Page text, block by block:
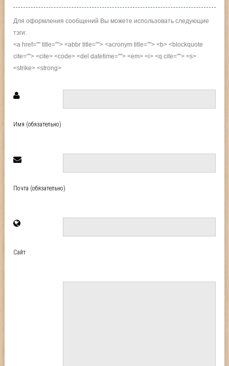
Для оформления сообщений Вы можете использовать следующие
тэги:
<a href="" title=""> <abbr title=""> <acronym title=""> <b> <blockquote
cite=""> <cite> <code> <del datetime=""> <em> <i> <q cite=""> <s>
<strike> <strong>
Имя (обязательно)
Почта (обязательно)
Сайт